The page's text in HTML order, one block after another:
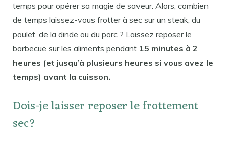
temps pour opérer sa magie de saveur. Alors, combien
de temps laissez-vous frotter à sec sur un steak, du
poulet, de la dinde ou du porc ? Laissez reposer le
barbecue sur les aliments pendant 15 minutes à 2
heures (et jusqu’à plusieurs heures si vous avez le
temps) avant la cuisson.
Dois-je laisser reposer le frottement
sec?